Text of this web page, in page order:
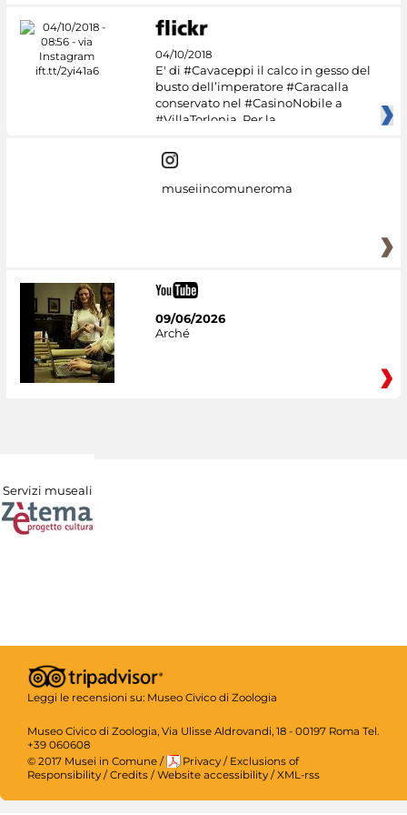
04/10/2018
E' di #Cavaceppi il calco in gesso del
busto dell’imperatore #Caracalla
conservato nel #CasinoNobile a
#VillaTorlonia. Per la
museiincomuneroma
09/06/2026
Arché
Servizi museali
Leggi le recensioni su: Museo Civico di Zoologia
Museo Civico di Zoologia, Via Ulisse Aldrovandi, 18 - 00197 Roma Tel.
+39 060608
© 2017 Musei in Comune / Privacy / Exclusions of
Responsibility / Credits / Website accessibility / XML-rss